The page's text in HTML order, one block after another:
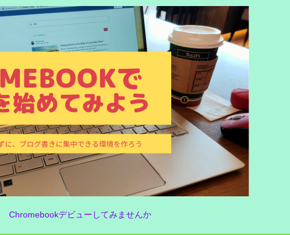
Chromebookデビューしてみませんか